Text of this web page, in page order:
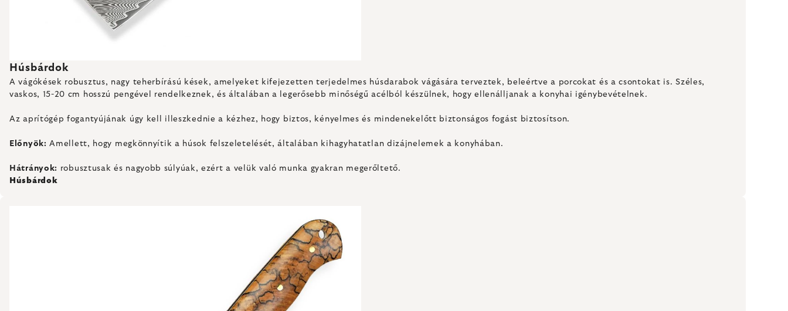
Húsbárdok
A vágókések robusztus, nagy teherbírású kések, amelyeket kifejezetten terjedelmes húsdarabok vágására terveztek, beleértve a porcokat és a csontokat is. Széles,
vaskos, 15-20 cm hosszú pengével rendelkeznek, és általában a legerősebb minőségű acélból készülnek, hogy ellenálljanak a konyhai igénybevételnek.
Az aprítógép fogantyújának úgy kell illeszkednie a kézhez, hogy biztos, kényelmes és mindenekelőtt biztonságos fogást biztosítson.
Előnyök: Amellett, hogy megkönnyítik a húsok felszeletelését, általában kihagyhatatlan dizájnelemek a konyhában.
Hátrányok: robusztusak és nagyobb súlyúak, ezért a velük való munka gyakran megerőltető.
Húsbárdok